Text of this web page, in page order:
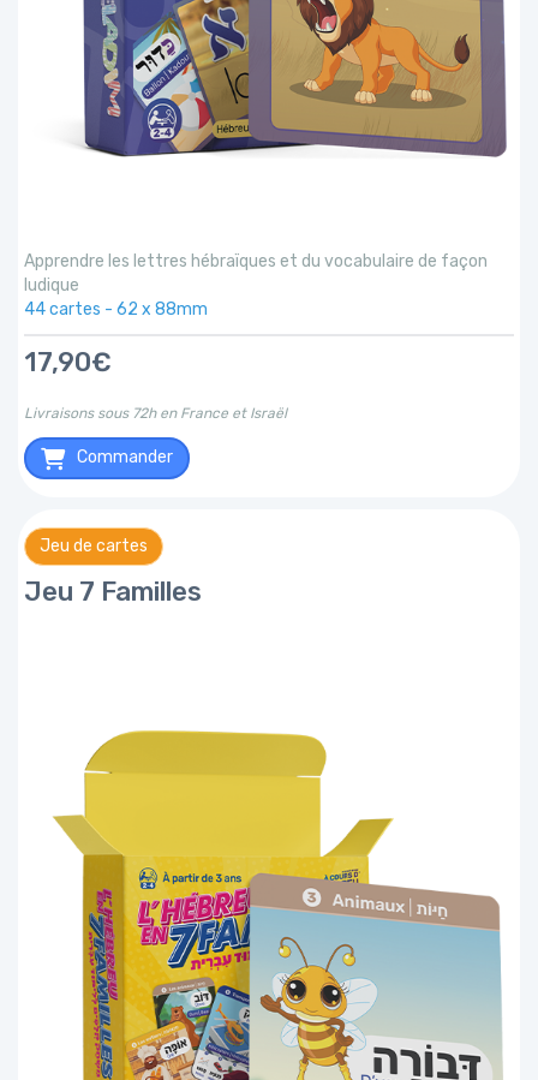
Apprendre les lettres hébraïques et du vocabulaire de façon
ludique
44 cartes - 62 x 88mm
17,90€
Livraisons sous 72h en France et Israël
Commander
Jeu de cartes
Jeu 7 Familles